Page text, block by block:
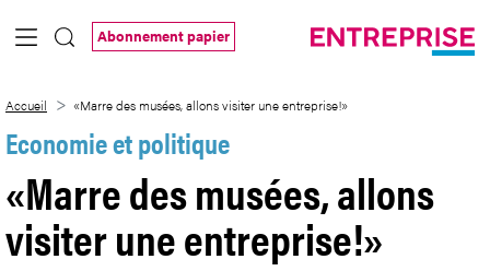
Saut au contenu principal
Abonnement papier
Accueil «Marre des musées, allons visiter une entreprise!»
Economie et politique
«Marre des musées, allons
visiter une entreprise!»